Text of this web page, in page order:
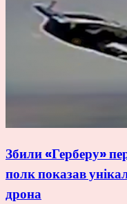
Збили «Герберу»
полк показав
дрона